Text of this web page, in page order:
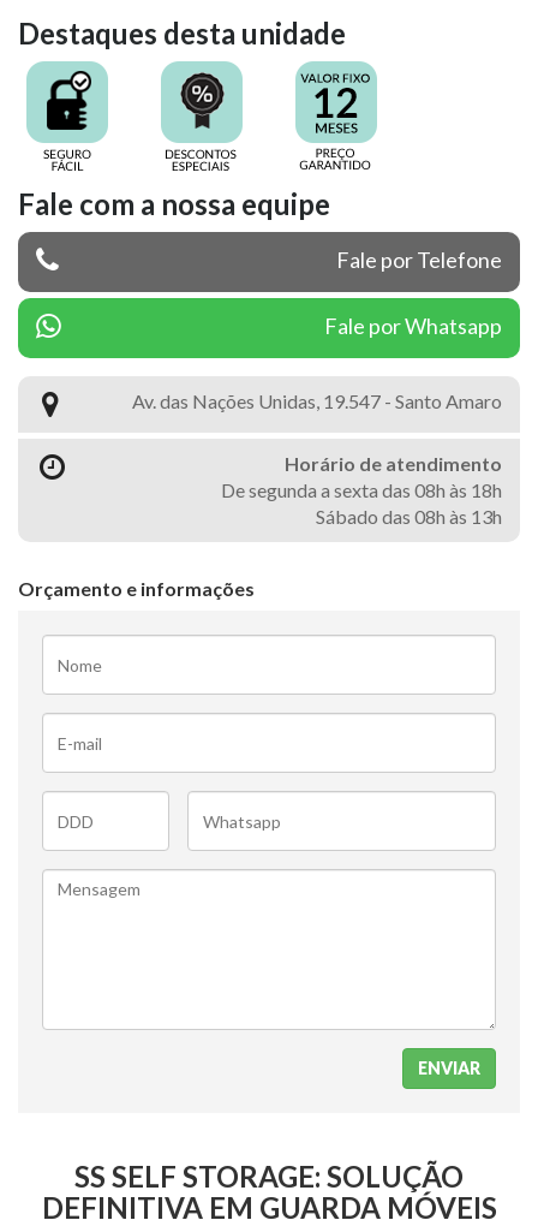
Destaques desta unidade
Fale com a nossa equipe
Fale por Telefone
Fale por Whatsapp
Av. das Nações Unidas, 19.547 - Santo Amaro
Horário de atendimento
De segunda a sexta das 08h às 18h
Sábado das 08h às 13h
Orçamento e informações
Nome
E-
mail
DDD Fone
Mensagem
SS SELF STORAGE: SOLUÇÃO
DEFINITIVA EM GUARDA MÓVEIS